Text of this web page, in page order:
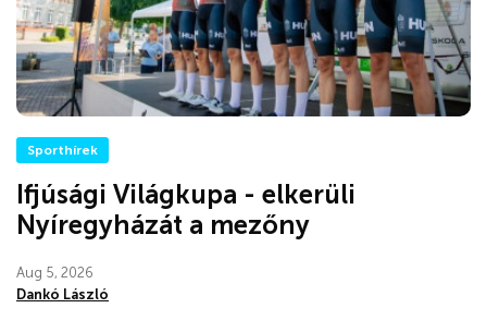
Sporthírek
Ifjúsági Világkupa - elkerüli
Nyíregyházát a mezőny
Aug 5, 2026
Dankó László